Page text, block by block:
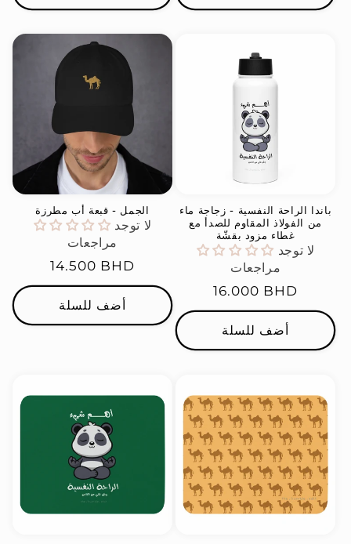
الجمل - قبعة أب مطرزة
لا توجد
مراجعات
السعر
العادي
14.500 BHD
أضف للسلة
باندا الراحة النفسية - زجاجة ماء
من الفولاذ المقاوم للصدأ مع
غطاء مزود بقشّة
لا توجد
مراجعات
السعر
العادي
16.000 BHD
أضف للسلة